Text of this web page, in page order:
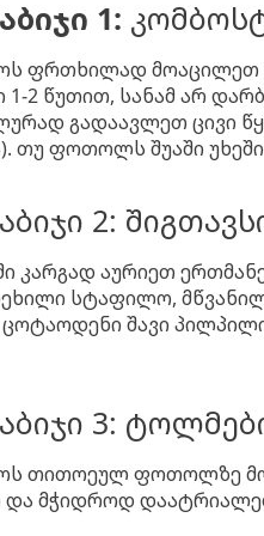
1:
ფრთხილად მოაცილეთ
2 წუთით, სანამ არ
გადაავლეთ ცივი
თუ ფოთოლს შუაში
2:
კარგად აურიეთ
სტაფილო,
ცოტაოდენი შავი
3:
თითოეულ ფოთოლზე
და მჭიდროდ